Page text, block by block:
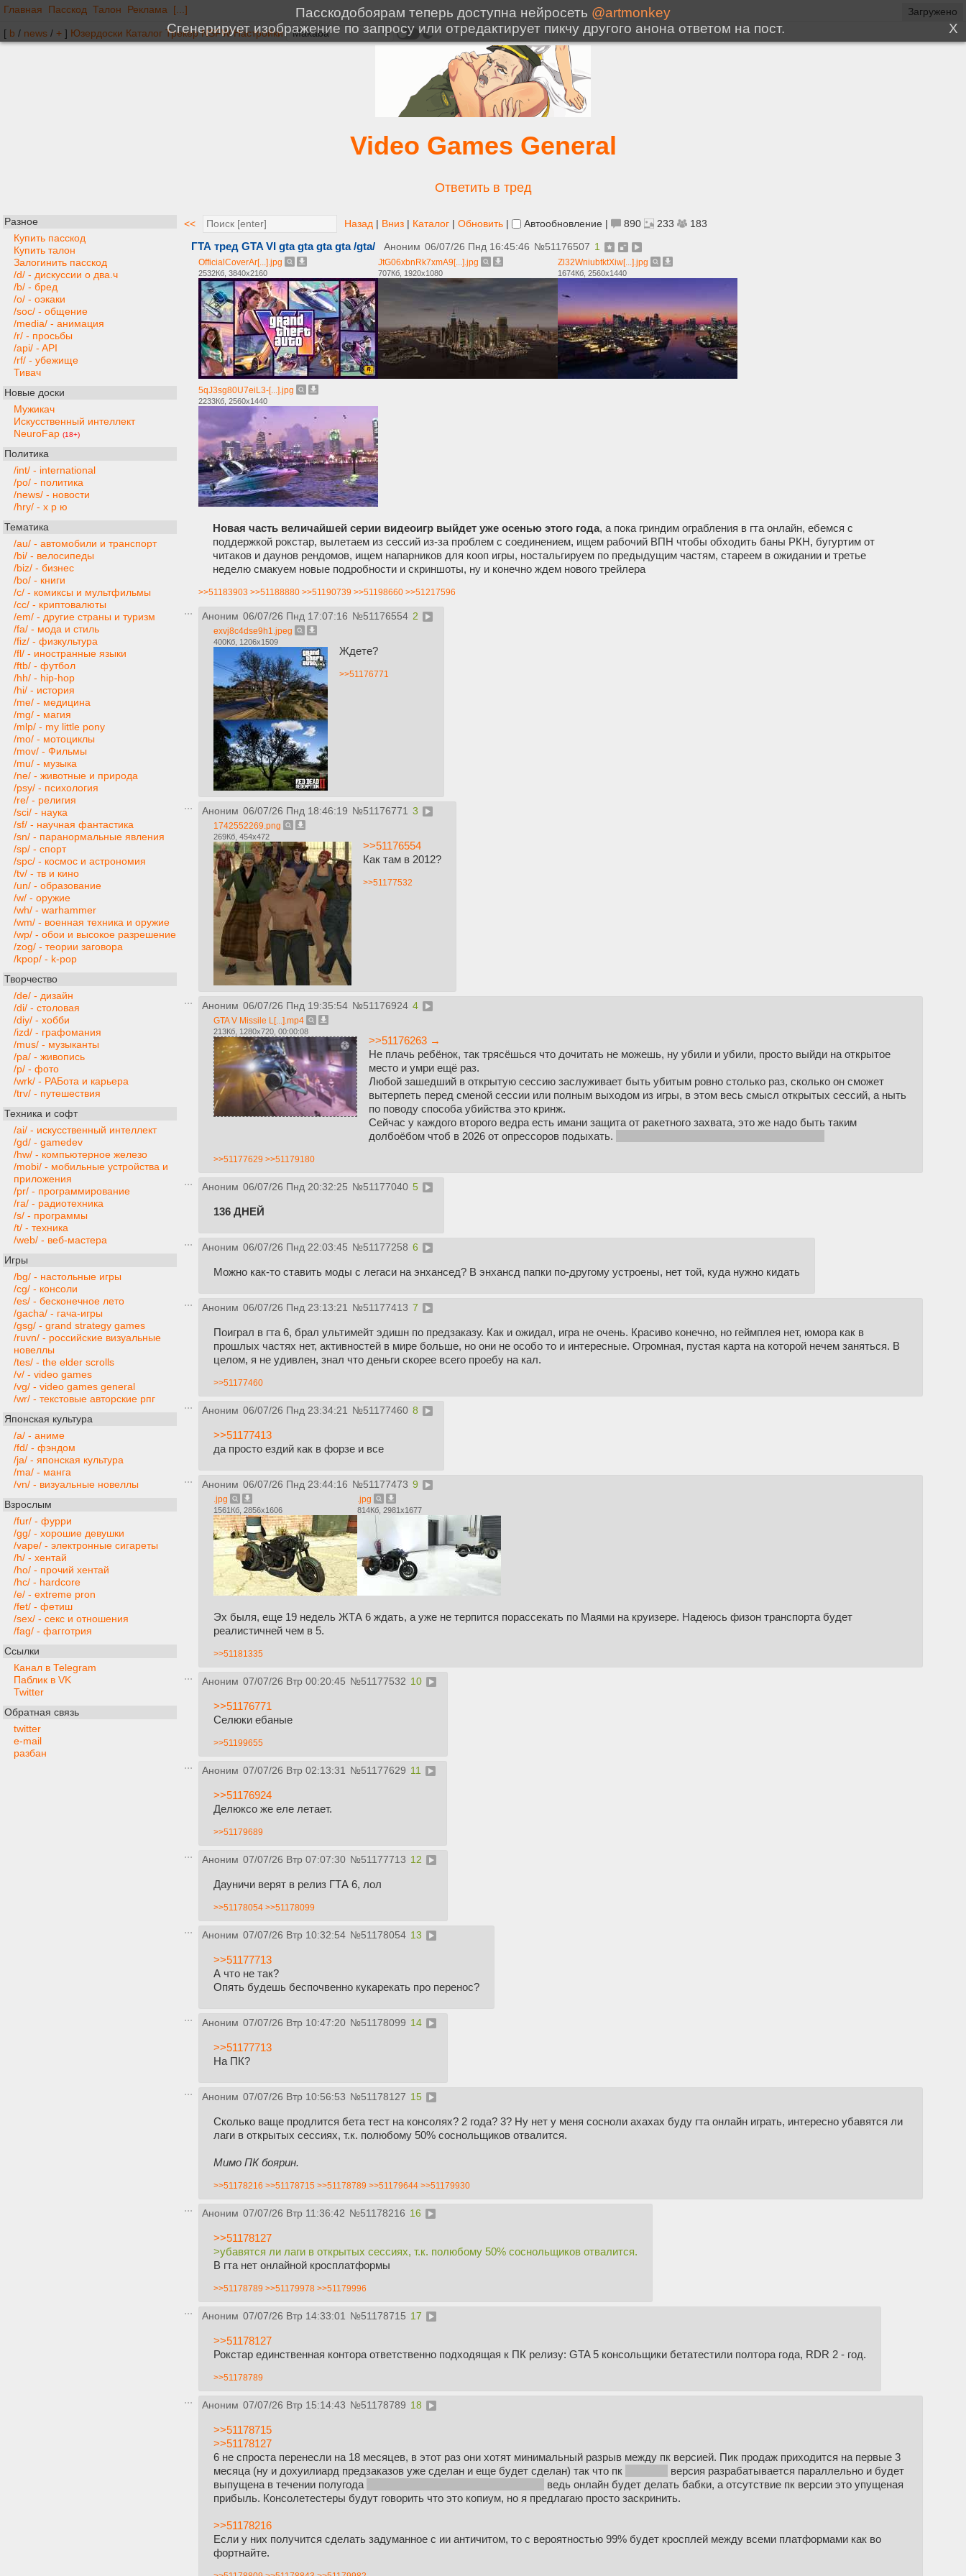
Главная Пасскод Талон Реклама [...]
[ b / news / + ] Юзердоски Каталог Трекер NSFW Настройки
Video Games General
Ответить в тред
Разное
Купить пасскод
Купить талон
Залогинить пасскод
/d/ - дискуссии о два.ч
/b/ - бред
/o/ - оэкаки
/soc/ - общение
/media/ - анимация
/r/ - просьбы
/api/ - API
/rf/ - убежище
Тивач
Новые доски
Мужикач
Искусственный интеллект
NeuroFap (18+)
Политика
/int/ - international
/po/ - политика
/news/ - новости
/hry/ - х р ю
Тематика
/au/ - автомобили и транспорт
/bi/ - велосипеды
/biz/ - бизнес
/bo/ - книги
/c/ - комиксы и мультфильмы
/cc/ - криптовалюты
/em/ - другие страны и туризм
/fa/ - мода и стиль
/fiz/ - физкультура
/fl/ - иностранные языки
/ftb/ - футбол
/hh/ - hip-hop
/hi/ - история
/me/ - медицина
/mg/ - магия
/mlp/ - my little pony
/mo/ - мотоциклы
/mov/ - Фильмы
/mu/ - музыка
/ne/ - животные и природа
/psy/ - психология
/re/ - религия
/sci/ - наука
/sf/ - научная фантастика
/sn/ - паранормальные явления
/sp/ - спорт
/spc/ - космос и астрономия
/tv/ - тв и кино
/un/ - образование
/w/ - оружие
/wh/ - warhammer
/wm/ - военная техника и оружие
/wp/ - обои и высокое разрешение
/zog/ - теории заговора
/kpop/ - k-pop
Творчество
/de/ - дизайн
/di/ - столовая
/diy/ - хобби
/izd/ - графомания
/mus/ - музыканты
/pa/ - живопись
/p/ - фото
/wrk/ - РАБота и карьера
/trv/ - путешествия
Техника и софт
/ai/ - искусственный интеллект
/gd/ - gamedev
/hw/ - компьютерное железо
/mobi/ - мобильные устройства и
приложения
/pr/ - программирование
/ra/ - радиотехника
/s/ - программы
/t/ - техника
/web/ - веб-мастера
Игры
/bg/ - настольные игры
/cg/ - консоли
/es/ - бесконечное лето
/gacha/ - гача-игры
/gsg/ - grand strategy games
/ruvn/ - российские визуальные
новеллы
/tes/ - the elder scrolls
/v/ - video games
/vg/ - video games general
/wr/ - текстовые авторские рпг
Японская культура
/a/ - аниме
/fd/ - фэндом
/ja/ - японская культура
/ma/ - манга
/vn/ - визуальные новеллы
Взрослым
/fur/ - фурри
/gg/ - хорошие девушки
/vape/ - электронные сигареты
/h/ - хентай
/ho/ - прочий хентай
/hc/ - hardcore
/e/ - extreme pron
/fet/ - фетиш
/sex/ - секс и отношения
/fag/ - фагготрия
Ссылки
Канал в Telegram
Паблик в VK
Twitter
Обратная связь
twitter
e-mail
разбан
<< Назад | Вниз | Каталог | Обновить | Автообновление | 890 233 183
ГТА тред GTA VI gta gta gta gta /gta/ Аноним 06/07/26 Пнд 16:45:46 №51176507 1
OfficialCoverAr[...].jpg
2532Кб, 3840x2160
JtG06xbnRk7xmA9[...].jpg
707Кб, 1920x1080
Zl32WniubtktXiw[...].jpg
1674Кб, 2560x1440
5qJ3sg80U7eiL3-[...].jpg
2233Кб, 2560x1440
Новая часть величайшей серии видеоигр выйдет уже осенью этого года, а пока гриндим ограбления в гта онлайн, ебемся с
поддержкой рокстар, вылетаем из сессий из-за проблем с соединением, ищем рабочий ВПН чтобы обходить баны РКН, бугуртим от
читаков и даунов рендомов, ищем напарников для кооп игры, ностальгируем по предыдущим частям, стареем в ожидании и третье
неделю смакуем новые подробности и скриншоты, ну и конечно ждем нового трейлера
>>51183903 >>51188880 >>51190739 >>51198660 >>51217596
Аноним 06/07/26 Пнд 17:07:16 №51176554 2
exvj8c4dse9h1.jpeg
400Кб, 1206x1509
Ждете?
>>51176771
Аноним 06/07/26 Пнд 18:46:19 №51176771 3
1742552269.png
269Кб, 454x472
>>51176554
Как там в 2012?
>>51177532
Аноним 06/07/26 Пнд 19:35:54 №51176924 4
GTA V Missile L[...].mp4
213Кб, 1280x720, 00:00:08
>>51176263 →
Не плачь ребёнок, так трясёшься что дочитать не можешь, ну убили и убили, просто выйди на открытое
место и умри ещё раз.
Любой зашедший в открытую сессию заслуживает быть убитым ровно столько раз, сколько он сможет
вытерпеть перед сменой сессии или полным выходом из игры, в этом весь смысл открытых сессий, а ныть
по поводу способа убийства это кринж.
Сейчас у каждого второго ведра есть имани защита от ракетного захвата, это же надо быть таким
долбоёбом чтоб в 2026 от опрессоров подыхать.
>>51177629 >>51179180
Аноним 06/07/26 Пнд 20:32:25 №51177040 5
136 ДНЕЙ
Аноним 06/07/26 Пнд 22:03:45 №51177258 6
Можно как-то ставить моды с легаси на энхансед? В энхансд папки по-другому устроены, нет той, куда нужно кидать
Аноним 06/07/26 Пнд 23:13:21 №51177413 7
Поиграл в гта 6, брал ультимейт эдишн по предзаказу. Как и ожидал, игра не очень. Красиво конечно, но геймплея нет, юмора как в
прошлых частях нет, активностей в мире больше, но они не особо то и интересные. Огромная, пустая карта на которой нечем заняться. В
целом, я не удивлен, знал что деньги скорее всего проебу на кал.
>>51177460
Аноним 06/07/26 Пнд 23:34:21 №51177460 8
>>51177413
да просто ездий как в форзе и все
Аноним 06/07/26 Пнд 23:44:16 №51177473 9
.jpg
1561Кб, 2856x1606
.jpg
814Кб, 2981x1677
Эх быля, еще 19 недель ЖТА 6 ждать, а уже не терпится порассекать по Маями на круизере. Надеюсь физон транспорта будет
реалистичней чем в 5.
>>51181335
Аноним 07/07/26 Втр 00:20:45 №51177532 10
>>51176771
Селюки ебаные
>>51199655
Аноним 07/07/26 Втр 02:13:31 №51177629 11
>>51176924
Делюксо же еле летает.
>>51179689
Аноним 07/07/26 Втр 07:07:30 №51177713 12
Дауничи верят в релиз ГТА 6, лол
>>51178054 >>51178099
Аноним 07/07/26 Втр 10:32:54 №51178054 13
>>51177713
А что не так?
Опять будешь беспочвенно кукарекать про перенос?
Аноним 07/07/26 Втр 10:47:20 №51178099 14
>>51177713
На ПК?
Аноним 07/07/26 Втр 10:56:53 №51178127 15
Сколько ваще продлится бета тест на консолях? 2 года? 3? Ну нет у меня сосноли ахахах буду гта онлайн играть, интересно убавятся ли
лаги в открытых сессиях, т.к. полюбому 50% соснольщиков отвалится.
Мимо ПК боярин.
>>51178216 >>51178715 >>51178789 >>51179644 >>51179930
Аноним 07/07/26 Втр 11:36:42 №51178216 16
>>51178127
>убавятся ли лаги в открытых сессиях, т.к. полюбому 50% соснольщиков отвалится.
В гта нет онлайной кросплатформы
>>51178789 >>51179978 >>51179996
Аноним 07/07/26 Втр 14:33:01 №51178715 17
>>51178127
Рокстар единственная контора ответственно подходящая к ПК релизу: GTA 5 консольщики бетатестили полтора года, RDR 2 - год.
>>51178789
Аноним 07/07/26 Втр 15:14:43 №51178789 18
>>51178715
>>51178127
6 не спроста перенесли на 18 месяцев, в этот раз они хотят минимальный разрыв между пк версией. Пик продаж приходится на первые 3
месяца (ну и дохуилиард предзаказов уже сделан и еще будет сделан) так что пк
версия разрабатывается параллельно и будет
выпущена в течении полугода
ведь онлайн будет делать бабки, а отсутствие пк версии это упущеная
прибыль. Консолетестеры будут говорить что это копиум, но я предлагаю просто заскринить.
>>51178216
Если у них получится сделать задуманное с ии античитом, то с вероятностью 99% будет кросплей между всеми платформами как во
фортнайте.